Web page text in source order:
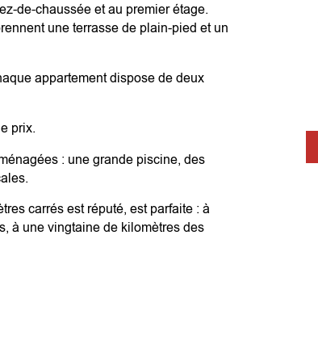
de-chaussée et au premier étage.
une terrasse de plain-pied et un
appartement dispose de deux
prix.
: une grande piscine, des
carrés est réputé, est parfaite : à
à une vingtaine de kilomètres des